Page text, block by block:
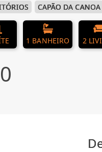
CAPÃO DA CANOA
1 BANHEIRO 2